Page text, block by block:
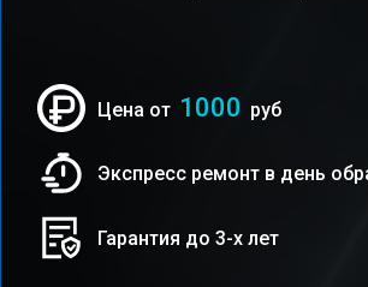
Цена от 1000 руб
Экспресс ремонт в день
Гарантия до 3-х лет